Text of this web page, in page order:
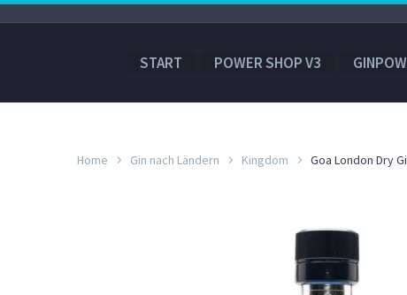
START POWER SHOP V3
Home Gin nach Ländern Kingdom Goa London Dry